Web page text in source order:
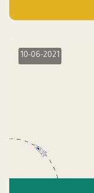
10-06-2021